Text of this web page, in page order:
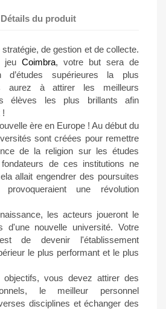
Détails du produit
de gestion et de collecte.
jeu Coimbra, votre but sera de
d’études supérieures la plus
aurez à attirer les meilleurs
élèves les plus brillants afin
!
ère en Europe ! Au début du
sont créées pour remettre
de la religion sur les études
de ces institutions ne
allait engendrer des poursuites
une révolution
les acteurs joueront le
d'une nouvelle université. Votre
de devenir l'établissement
le plus performant et le plus
objectifs, vous devez attirer des
le meilleur personnel
disciplines et échanger des